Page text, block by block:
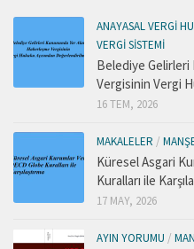
ANAYASAL VERGI
VERGI SISTEMI
Belediye Gelirleri
Vergisinin Vergi
16 TEM, 2026
MAKALELER /
Küresel Asgari
Kuralları ile
17 MAY, 2026
AYIN YORUMU /